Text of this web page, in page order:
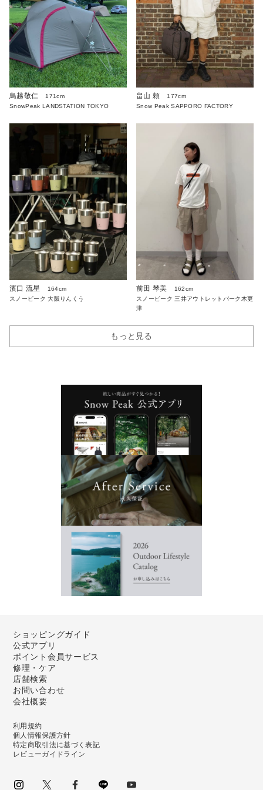
鳥越敬仁
171cm
SnowPeak LANDSTATION TOKYO
畠山 頼
177cm
Snow Peak SAPPORO FACTORY
濱口 流星
164cm
スノーピーク 大阪りんくう
前田 琴美
162cm
スノーピーク 三井アウトレットパーク木更
津
もっと見る
ショッピングガイド
公式アプリ
ポイント会員サービス
修理・ケア
店舗検索
お問い合わせ
会社概要
利用規約
個人情報保護方針
特定商取引法に基づく表記
レビューガイドライン